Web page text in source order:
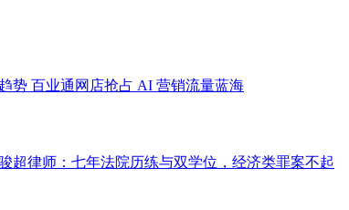
势 百业通网店抢占 AI 营销流量蓝海
超律师：七年法院历练与双学位，经济类罪案不起